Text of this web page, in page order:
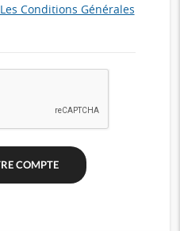
Les Conditions Générales